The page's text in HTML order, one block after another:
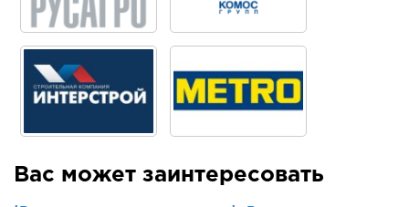
Вас может заинтересовать